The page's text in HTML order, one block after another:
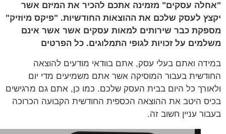
עסקים" מזמינה אתכם להכיר את המיזם אשר
לעסק שלכם את ההוצאות החודשיות. "פיקס מיוזיק"
כבר שירותים למאות עסקים אשר אשר אינם
על זכויות לגופי התמלוגים. כל הפרטים
ואתם בעלי עסק, אתם בוודאי מודעים להוצאה
בעבור המוסיקה אשר אתם משמיעים מדי יום
כל היום בבית העסק שלכם. כמו כן, אתם גם מרגישים
היטב את ההוצאה הכספית החודשית הקבועה הכרוכה
עניין חשוב זה.